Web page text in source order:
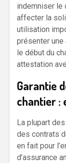
indemniser le
affecter la
utilisation
présenter une
le début du
attestation
Garantie
chantier :
La plupart
des contrats
en fait pour
d’assurance